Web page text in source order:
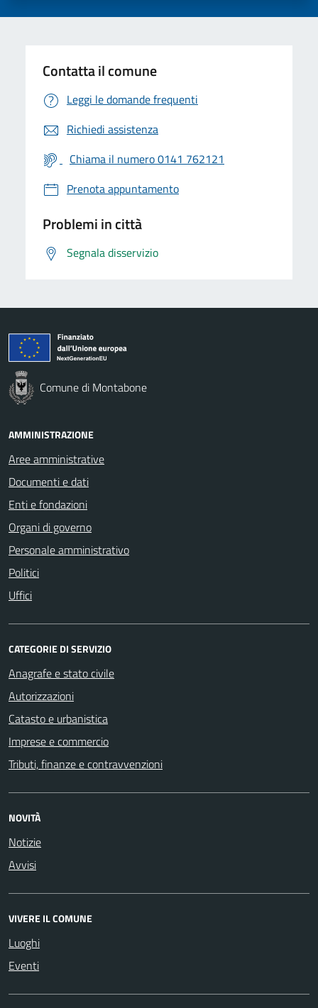
Contatta il comune
Leggi le domande frequenti
Richiedi assistenza
Chiama il numero 0141 762121
Prenota appuntamento
Problemi in città
Segnala disservizio
Comune di Montabone
AMMINISTRAZIONE
Aree amministrative
Documenti e dati
Enti e fondazioni
Organi di governo
Personale amministrativo
Politici
Uffici
CATEGORIE DI SERVIZIO
Anagrafe e stato civile
Autorizzazioni
Catasto e urbanistica
Imprese e commercio
Tributi, finanze e contravvenzioni
NOVITÀ
Notizie
Avvisi
VIVERE IL COMUNE
Luoghi
Eventi